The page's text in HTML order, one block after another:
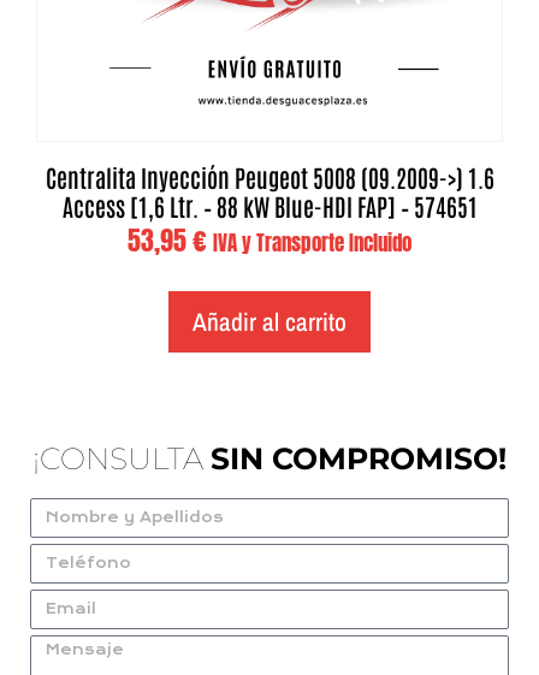
Centralita Inyección Peugeot 5008 (09.2009->) 1.6
Access [1,6 Ltr. – 88 kW Blue-HDI FAP] – 574651
53,95€ IVA y Transporte Incluido
Añadir al carrito
¡CONSULTA SIN COMPROMISO!